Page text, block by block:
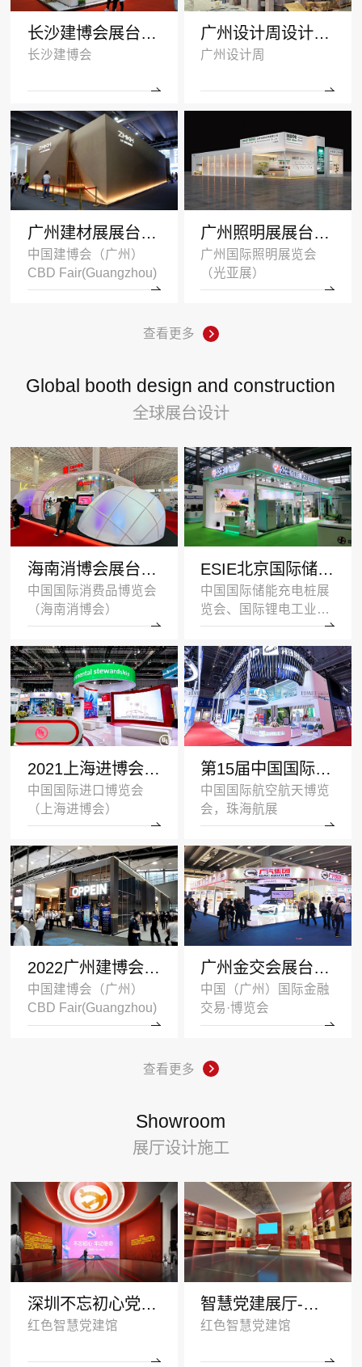
长沙建博会展台搭建案例-诺拓铝材
长沙建博会
广州设计周设计搭建案例-卡布奇诺瓷砖
广州设计周
广州建材展展台设计搭建案例-ZMKM芝麻开门
中国建博会（广州）
CBD Fair(Guangzhou)
广州照明展展台搭建案例-国盈光电2024
广州国际照明展览会
（光亚展）
查看更多
Global booth design and construction
全球展台设计
海南消博会展台设计搭建案例-王府井集团-深圳展示设计公司
中国国际消费品博览会
（海南消博会）
ESIE北京国际储能展览会展台设计搭建案例-公牛集团
中国国际储能充电桩展
览会、国际锂电工业展
览会
2021上海进博会展台设计搭建案例-UL-深圳展览设计公司
中国国际进口博览会
（上海进博会）
第15届中国国际航空航天博览会展台设计案例_海斯坦普
中国国际航空航天博览
会，珠海航展
2022广州建博会双层展台设计搭建案例_欧派家居
中国建博会（广州）
CBD Fair(Guangzhou)
广州金交会展台设计案例_广汽集团
中国（广州）国际金融
交易·博览会
查看更多
Showroom
展厅设计施工
深圳不忘初心党建展厅
红色智慧党建馆
智慧党建展厅-塑造红色传承
红色智慧党建馆